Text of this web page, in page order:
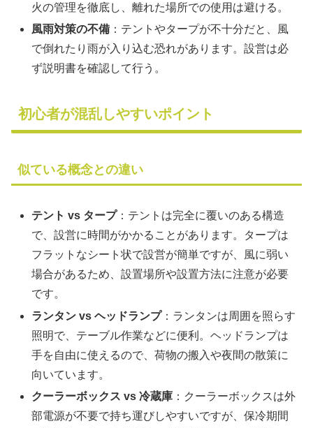
火の管理を徹底し、離れた場所での使用は避ける。
風雨対策の不備 ：テントやタープが不十分だと、風
で倒れたり雨が入り込む恐れがあります。設営は必
ず説明書を確認して行う。
初心者が混乱しやすいポイント
似ている概念との違い
テント vs タープ：テントは完全に覆いのある構造
で、設営に時間がかかることがあります。タープは
フラットなシート状で設営が簡単ですが、風に弱い
場合があるため、設置場所や設置方法に注意が必要
です。
ランタン vs ヘッドランプ：ランタンは周囲を照らす
照明で、テーブル作業などに便利。ヘッドランプは
手を自由に使えるので、荷物の搬入や夜間の散策に
向いています。
クーラーボックス vs 冷蔵庫 ：クーラーボックスは外
部電源が不要で持ち運びしやすいですが、保冷期間